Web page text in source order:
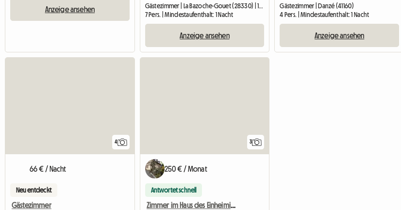
Anzeige ansehen
Gästezimmer | La Bazoche-Gouet (28330) | 13 M2
7 Pers. | Mindestaufenthalt: 1 Nacht
Anzeige ansehen
Gästezimmer | Danzé (41160)
4 Pers. | Mindestaufenthalt: 1 Nacht
Anzeige ansehen
4
66 € / Nacht
Neu entdeckt
Gästezimmer
3
250 € / Monat
Antwortet schnell
Zimmer im Haus des Einheimischen